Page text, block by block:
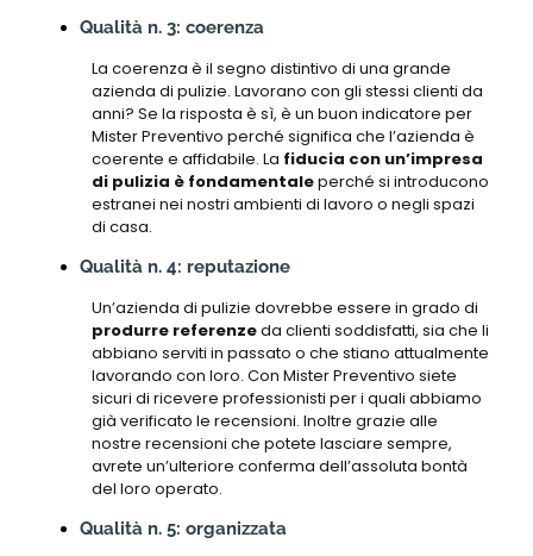
Qualità n. 3: coerenza
La coerenza è il segno distintivo di una grande
azienda di pulizie. Lavorano con gli stessi clienti da
anni? Se la risposta è sì, è un buon indicatore per
Mister Preventivo perché significa che l’azienda è
coerente e affidabile. La fiducia con un’impresa
di pulizia è fondamentaleperché si introducono
estranei nei nostri ambienti di lavoro o negli spazi
di casa.
Qualità n. 4: reputazione
Un’azienda di pulizie dovrebbe essere in grado di
produrre referenzeda clienti soddisfatti, sia che li
abbiano serviti in passato o che stiano attualmente
lavorando con loro. Con Mister Preventivo siete
sicuri di ricevere professionisti per i quali abbiamo
già verificato le recensioni. Inoltre grazie alle
nostre recensioni che potete lasciare sempre,
avrete un’ulteriore conferma dell’assoluta bontà
del loro operato.
Qualità n. 5: organizzata